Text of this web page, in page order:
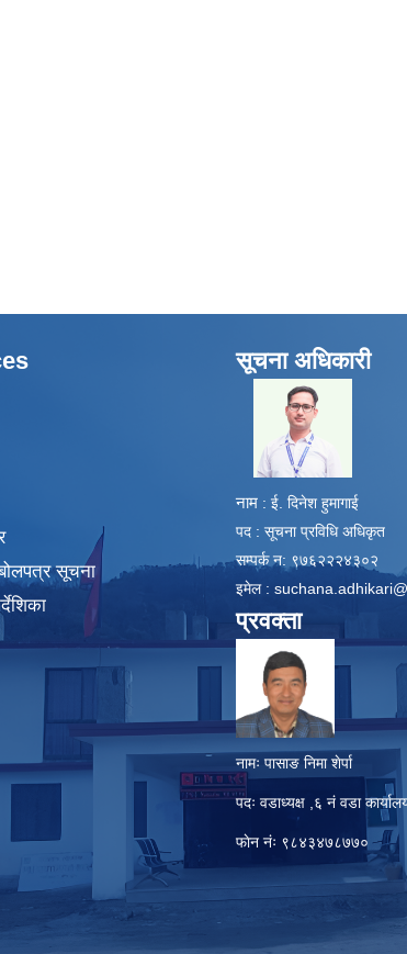
सूचना
सूचना अधिकारी
नाम : ई. दिनेश हुमागाई
पद : सूचना प्रविधि अधिकृत
सम्पर्क न: ९७६२२२४३०२
इमेल :
प्रवक्ता
नामः पासाङ निमा शेर्पा
पदः वडाध्यक्ष ,६ नं वडा
फाेन नंः ९८४३४७८७७०